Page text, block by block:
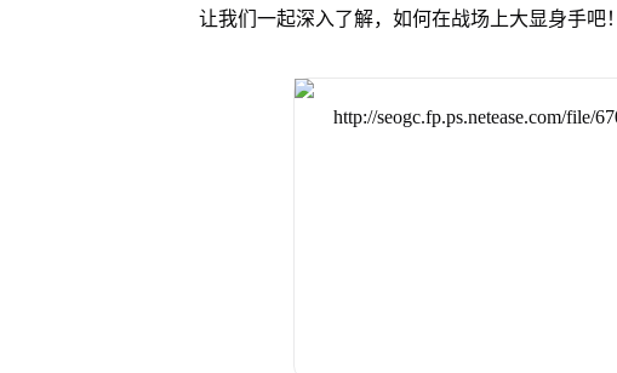
让我们一起深入了解，如何在战场上大显身手吧！